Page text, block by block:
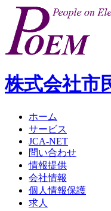
株式会社市
ホーム
サービス
JCA-NET
問い合わせ
情報提供
会社情報
個人情報保護
求人